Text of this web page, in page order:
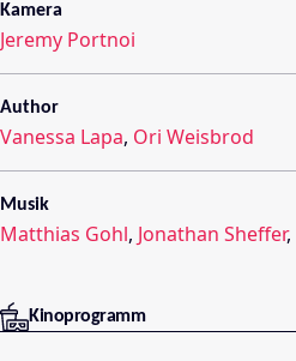
Kamera
Jeremy Portnoi
Author
Vanessa Lapa, Ori Weisbrod
Musik
Matthias Gohl, Jonathan Sheffer,
Kinoprogramm